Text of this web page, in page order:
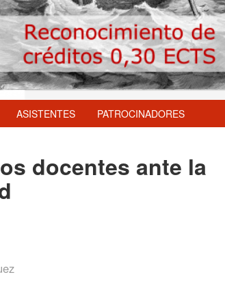
ASISTENTES PATROCINADORES
docentes ante la